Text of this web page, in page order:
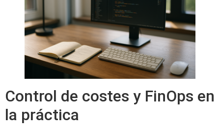
Control de costes y FinOps en
la práctica